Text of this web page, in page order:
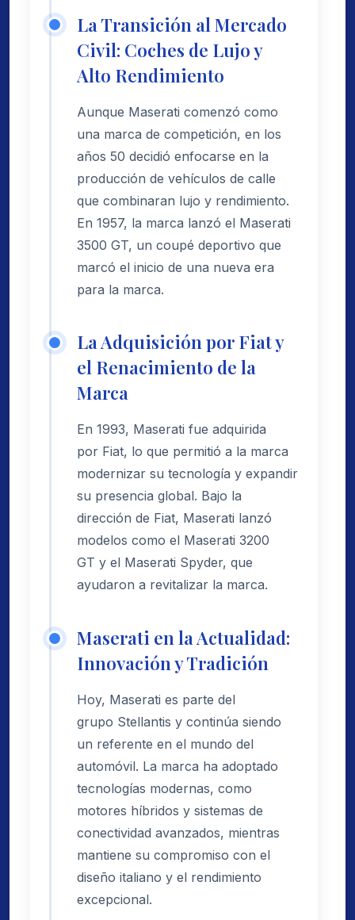
La Transición al Mercado
Civil: Coches de Lujo y
Alto Rendimiento
Aunque Maserati comenzó como
una marca de competición, en los
años 50 decidió enfocarse en la
producción de vehículos de calle
que combinaran lujo y rendimiento.
En 1957, la marca lanzó el Maserati
3500 GT, un coupé deportivo que
marcó el inicio de una nueva era
para la marca.
La Adquisición por Fiat y
el Renacimiento de la
Marca
En 1993, Maserati fue adquirida
por Fiat, lo que permitió a la marca
modernizar su tecnología y expandir
su presencia global. Bajo la
dirección de Fiat, Maserati lanzó
modelos como el Maserati 3200
GT y el Maserati Spyder, que
ayudaron a revitalizar la marca.
Maserati en la Actualidad:
Innovación y Tradición
Hoy, Maserati es parte del
grupo Stellantis y continúa siendo
un referente en el mundo del
automóvil. La marca ha adoptado
tecnologías modernas, como
motores híbridos y sistemas de
conectividad avanzados, mientras
mantiene su compromiso con el
diseño italiano y el rendimiento
excepcional.